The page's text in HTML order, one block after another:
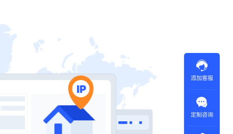
添加客服
定制咨询